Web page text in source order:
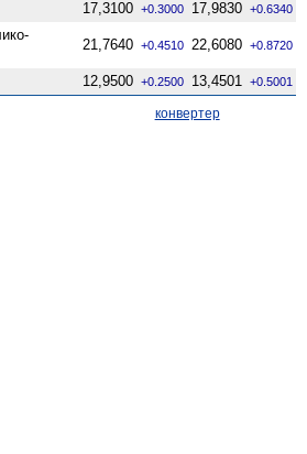
17,3100 +0.3000 17,9830 +0.6340
21,7640 +0.4510 22,6080 +0.8720
12,9500 +0.2500 13,4501 +0.5001
конвертер